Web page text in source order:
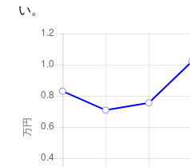
い。